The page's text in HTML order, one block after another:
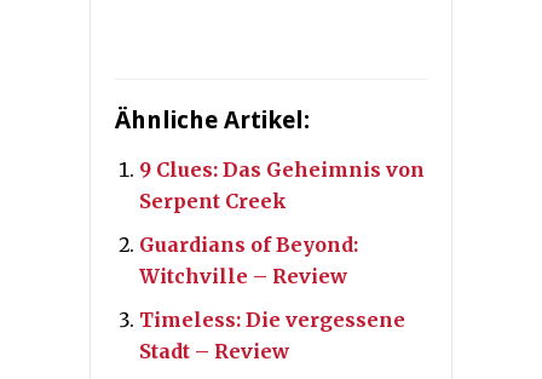
Ähnliche Artikel:
9 Clues: Das Geheimnis von
Serpent Creek
Guardians of Beyond:
Witchville – Review
Timeless: Die vergessene
Stadt – Review